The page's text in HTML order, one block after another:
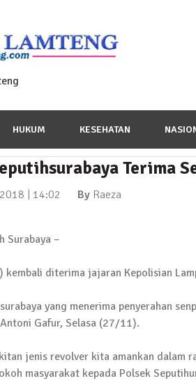
HUKUM KESEHATAN
Gelar Upacara
2025 | 14:07
III Geruduk Balai Kampung
Terima
| 14:02 By Raeza
Surabaya –
kembali diterima jajaran Kepolisian
yang menerima penyerahan
Gafur, Selasa (27/11).
jenis revolver kita amankan dalam
masyarakat kepada Polsek